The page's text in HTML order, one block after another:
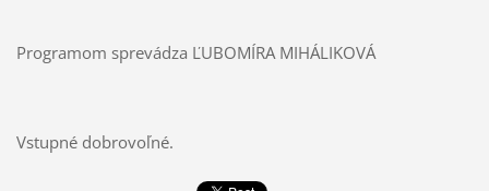
Programom sprevádza ĽUBOMÍRA MIHÁLIKOVÁ
Vstupné dobrovoľné.